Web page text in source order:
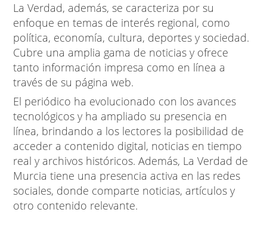
La Verdad, además, se caracteriza por su
enfoque en temas de interés regional, como
política, economía, cultura, deportes y sociedad.
Cubre una amplia gama de noticias y ofrece
tanto información impresa como en línea a
través de su página web.
El periódico ha evolucionado con los avances
tecnológicos y ha ampliado su presencia en
línea, brindando a los lectores la posibilidad de
acceder a contenido digital, noticias en tiempo
real y archivos históricos. Además, La Verdad de
Murcia tiene una presencia activa en las redes
sociales, donde comparte noticias, artículos y
otro contenido relevante.